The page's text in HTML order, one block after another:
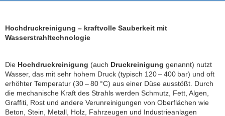
Hochdruckreinigung – kraftvolle Sauberkeit mit
Wasserstrahltechnologie
Die Hochdruckreinigung (auch Druckreinigung genannt) nutzt
Wasser, das mit sehr hohem Druck (typisch 120 – 400 bar) und oft
erhöhter Temperatur (30 – 80 °C) aus einer Düse ausstößt. Durch
die mechanische Kraft des Strahls werden Schmutz, Fett, Algen,
Graffiti, Rost und andere Verunreinigungen von Oberflächen wie
Beton, Stein, Metall, Holz, Fahrzeugen und Industrieanlagen